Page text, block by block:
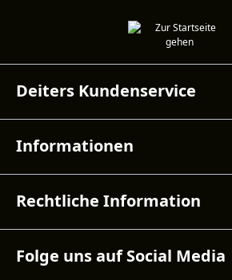
Deiters Kundenservice
Informationen
Rechtliche Information
Folge uns auf Social Media